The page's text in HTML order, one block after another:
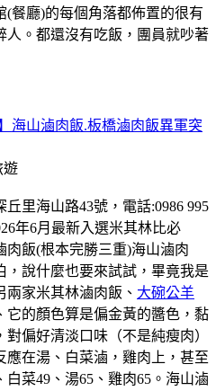
餐廳)的每個角落都佈置的很有
人。都還沒有吃飯，團員就吵著
海山滷肉飯.板橋滷肉飯異軍突
遊
里海山路43號，電話:0986 995
年6月最新入選米其林比必
飯(根本完勝三重)海山滷肉
說什麼也要來試試，畢竟我是
家米其林滷肉飯、 大碗公羊
它的顏色算是偏金黃的醬色，黏
偏好清淡口味（不是純瘦肉）
應在湯、白菜滷，雞肉上，甚至
菜49、湯65、雞肉65。海山滷